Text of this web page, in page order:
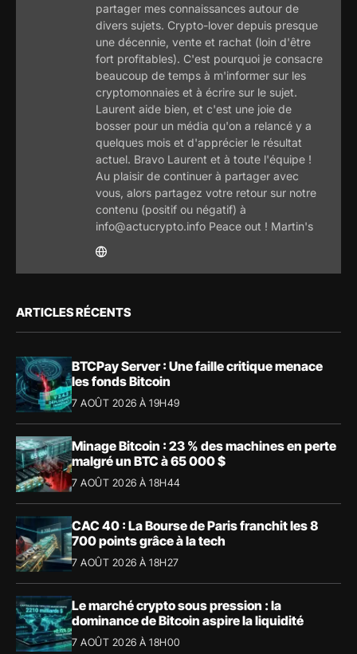
partager mes connaissances autour de
divers sujets. Crypto-lover depuis presque
une décennie, vente et rachat (loin d'être
fort profitables). C'est pourquoi je consacre
beaucoup de temps à m'informer sur les
cryptomonnaies et à écrire sur le sujet.
Laurent aide bien, et c'est une joie de
bosser pour un média qu'on a relancé y a
quelques mois et d'apprécier le résultat
actuel. Bravo Laurent et à toute l'équipe !
Au plaisir de continuer à partager avec
vous, alors partagez votre retour sur notre
contenu (positif ou négatif) à
info@actucrypto.info Peace out ! Martin's
ARTICLES RÉCENTS
BTCPay Server : Une faille critique menace
les fonds Bitcoin
7 AOÛT 2026 À 19H49
Minage Bitcoin : 23 % des machines en perte
malgré un BTC à 65 000 $
7 AOÛT 2026 À 18H44
CAC 40 : La Bourse de Paris franchit les 8
700 points grâce à la tech
7 AOÛT 2026 À 18H27
Le marché crypto sous pression : la
dominance de Bitcoin aspire la liquidité
7 AOÛT 2026 À 18H00